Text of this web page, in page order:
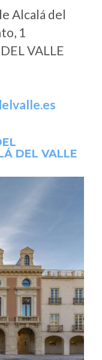
Alcalá del
1
VALLE
DEL VALLE